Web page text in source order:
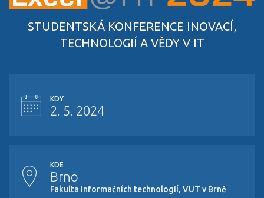
STUDENTSKÁ KONFERENCE INOVACÍ,
TECHNOLOGIÍ A VĚDY V IT
KDY
2. 5. 2024
KDE
Brno
Fakulta informačních technologií, VUT v Brně